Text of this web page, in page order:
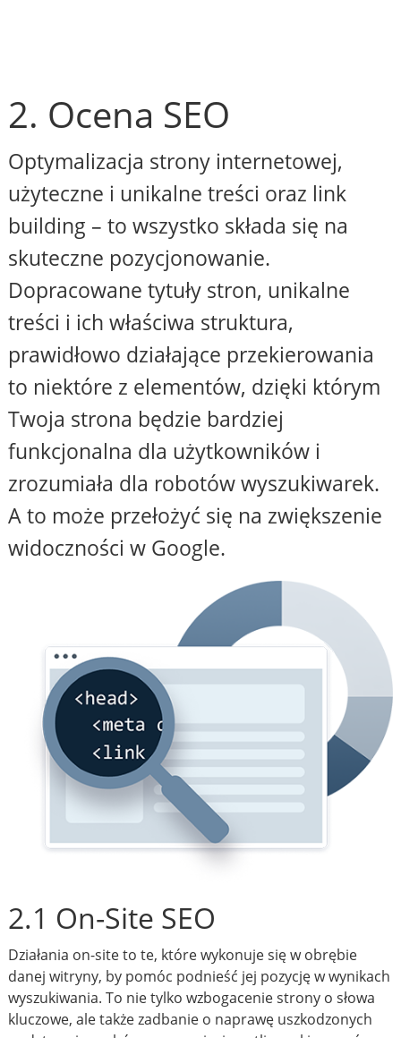
2. Ocena SEO
Optymalizacja strony internetowej,
użyteczne i unikalne treści oraz link
building – to wszystko składa się na
skuteczne pozycjonowanie.
Dopracowane tytuły stron, unikalne
treści i ich właściwa struktura,
prawidłowo działające przekierowania
to niektóre z elementów, dzięki którym
Twoja strona będzie bardziej
funkcjonalna dla użytkowników i
zrozumiała dla robotów wyszukiwarek.
A to może przełożyć się na zwiększenie
widoczności w Google.
2.1 On-Site SEO
Działania on-site to te, które wykonuje się w obrębie
danej witryny, by pomóc podnieść jej pozycję w wynikach
wyszukiwania. To nie tylko wzbogacenie strony o słowa
kluczowe, ale także zadbanie o naprawę uszkodzonych